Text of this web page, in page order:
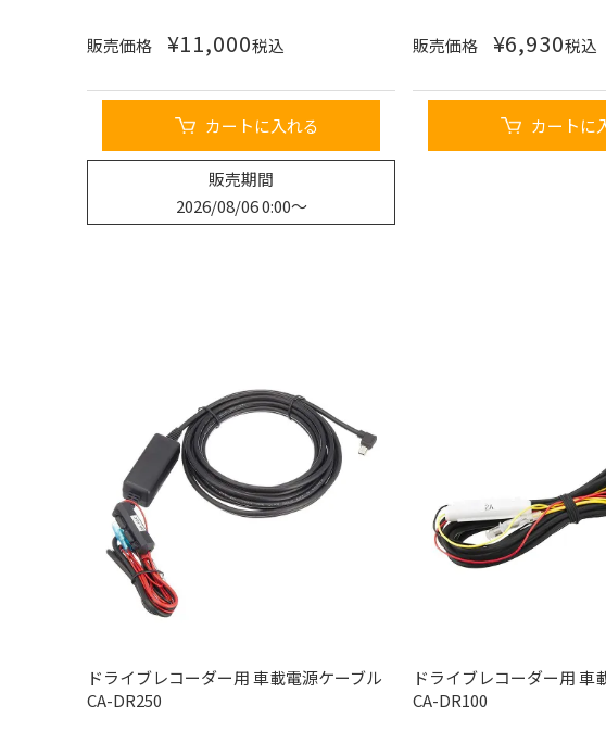
販売価格 ¥11,000税込
カートに入れる
販売期間
2026/08/06 0:00〜
販売価格 ¥6,930税込
カートに
ドライブレコーダー用 車載電源ケーブル
CA-DR250
ドライブレコーダー用 車
CA-DR100